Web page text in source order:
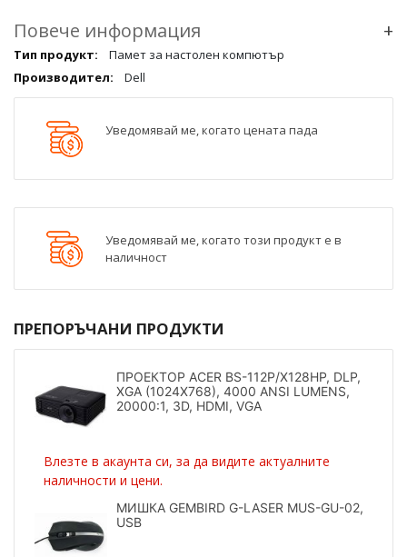
Повече информация +
Повече
информация
qqq
Памет за настолен компютър
Dell
Уведомявай ме, когато цената пада
Уведомявай ме, когато този продукт е в
наличност
ПРЕПОРЪЧАНИ ПРОДУКТИ
ПРОЕКТОР ACER BS-112P/X128HP, DLP,
XGA (1024X768), 4000 ANSI LUMENS,
20000:1, 3D, HDMI, VGA
Влезте в акаунта си, за да видите актуалните
наличности и цени.
МИШКА GEMBIRD G-LASER MUS-GU-02,
USB